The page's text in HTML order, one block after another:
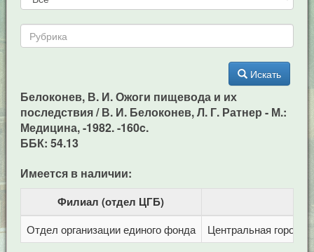
Искать
Белоконев, В. И. Ожоги пищевода и их
последствия / В. И. Белоконев, Л. Г. Ратнер - М.:
Медицина, -1982. -160c.
ББК: 54.13
Имеется в наличии:
Филиал (отдел ЦГБ)
Отдел организации единого фонда Центральная